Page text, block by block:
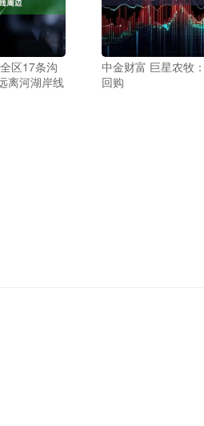
区17条沟
离河湖岸线
中金财富 巨星农牧
回购